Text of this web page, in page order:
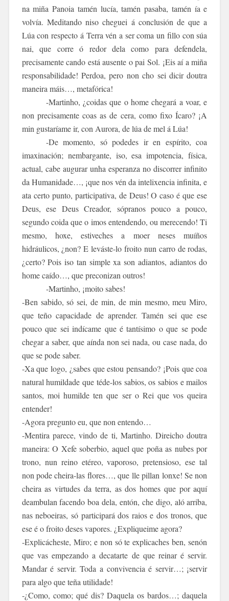
na miña Panoia tamén lucía, tamén pasaba, tamén ía e
volvía. Meditando niso cheguei á conclusión de que a
Lúa con respecto á Terra vén a ser coma un fillo con súa
nai, que corre ó redor dela como para defendela,
precisamente cando está ausente o pai Sol. ¡Eis aí a miña
responsabilidade! Perdoa, pero non cho sei dicir doutra
maneira máis…, metafórica!
-Martinho, ¿coidas que o home chegará a voar, e
non precisamente coas as de cera, como fixo Ícaro? ¡A
min gustaríame ir, con Aurora, de lúa de mel á Lúa!
-De momento, só podedes ir en espírito, coa
imaxinación; nembargante, iso, esa impotencia, física,
actual, cabe augurar unha esperanza no discorrer infinito
da Humanidade…, ¡que nos vén da intelixencia infinita, e
ata certo punto, participativa, de Deus! O caso é que ese
Deus, ese Deus Creador, sópranos pouco a pouco,
segundo coida que o imos entendendo, ou merecendo! Ti
mesmo, hoxe, estiveches a moer neses muíños
hidráulicos, ¿non? E leváste-lo froito nun carro de rodas,
¿certo? Pois iso tan simple xa son adiantos, adiantos do
home caído…, que preconizan outros!
-Martinho, ¡moito sabes!
-Ben sabido, só sei, de min, de min mesmo, meu Miro,
que teño capacidade de aprender. Tamén sei que ese
pouco que sei indícame que é tantísimo o que se pode
chegar a saber, que aínda non sei nada, ou case nada, do
que se pode saber.
-Xa que logo, ¿sabes que estou pensando? ¡Pois que coa
natural humildade que téde-los sabios, os sabios e mailos
santos, moi humilde ten que ser o Rei que vos queira
entender!
-Agora pregunto eu, que non entendo…
-Mentira parece, vindo de ti, Martinho. Direicho doutra
maneira: O Xefe soberbio, aquel que poña as nubes por
trono, nun reino etéreo, vaporoso, pretensioso, ese tal
non pode cheira-las flores…, que lle pillan lonxe! Se non
cheira as virtudes da terra, as dos homes que por aquí
deambulan facendo boa dela, entón, che digo, aló arriba,
nas neboeiras, só participará dos raios e dos tronos, que
ese é o froito deses vapores. ¿Expliqueime agora?
-Explicácheste, Miro; e non só te explicaches ben, senón
que vas empezando a decatarte de que reinar é servir.
Mandar é servir. Toda a convivencia é servir…; ¡servir
para algo que teña utilidade!
-¿Como, como; qué dis? Daquela os bardos…; daquela